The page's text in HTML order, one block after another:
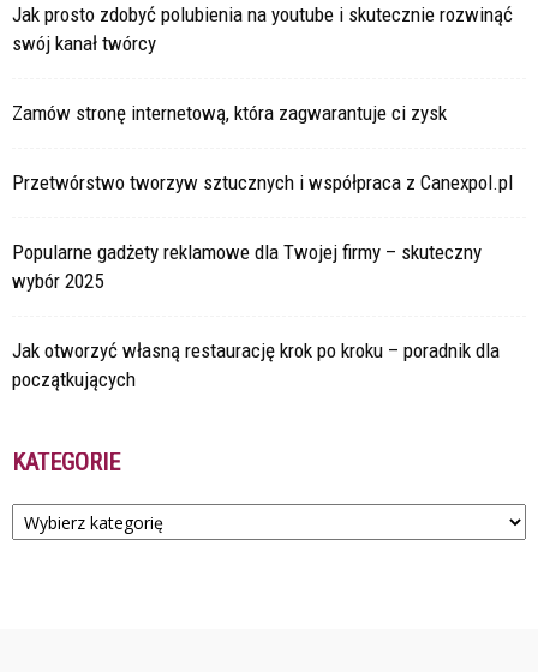
Jak prosto zdobyć polubienia na youtube i skutecznie rozwinąć
swój kanał twórcy
Zamów stronę internetową, która zagwarantuje ci zysk
Przetwórstwo tworzyw sztucznych i współpraca z Canexpol.pl
Popularne gadżety reklamowe dla Twojej firmy – skuteczny
wybór 2025
Jak otworzyć własną restaurację krok po kroku – poradnik dla
początkujących
KATEGORIE
Kategorie